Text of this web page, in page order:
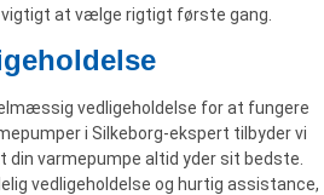
at vælge rigtigt første gang.
vedligeholdelse for at fungere
i Silkeborg-ekspert tilbyder vi
din varmepumpe altid yder sit bedste.
vedligeholdelse og hurtig assistance,